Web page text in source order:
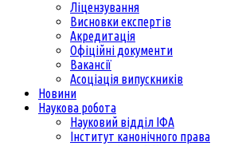
Ліцензування
Висновки експертів
Акредитація
Офіційні документи
Вакансії
Асоціація випускників
Новини
Наукова робота
Науковий відділ ІФА
Інститут канонічного права